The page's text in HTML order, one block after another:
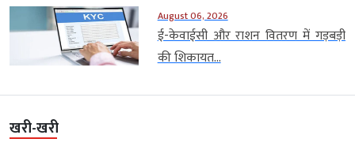
August 06, 2026
ई-केवाईसी और राशन वितरण में गड़बड़ी
की शिकायत...
खरी-खरी